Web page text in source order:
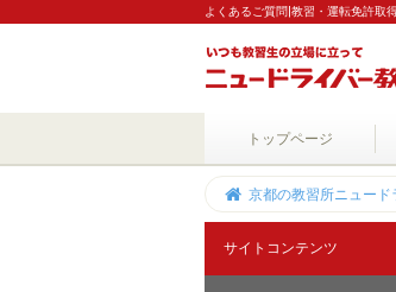
よくあるご質問|教習・運転免許取
トップページ
京都の教習所ニュー
サイトコンテンツ